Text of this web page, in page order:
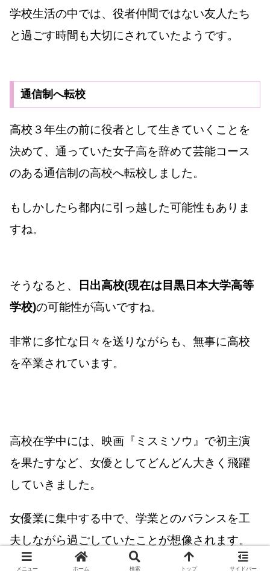
学校生活の中では、役者仲間ではない友人たち
と過ごす時間も大切にされていたようです。
通信制へ転校
高校３年生の前に役者として生きていくことを
決めて、通っていた女子高を辞めて芸能コース
のある通信制の高校へ転校しました。
もしかしたら都内に引っ越した可能性もありま
すね。
そうなると、
日出高校(現在は目黒日本大学高等
学校)の可能性が高いですね。
非常に多忙な日々を送りながらも、無事に高校
を卒業されています。
高校在学中には、映画『ミスミソウ』で初主演
を果たすなど、女優としてどんどん大きく飛躍
していきました。
女優業に集中する中で、学業とのバランスを工
夫しながら過ごしていたことが想像されます。
メニュー ホーム 検索 トップ サイドバー